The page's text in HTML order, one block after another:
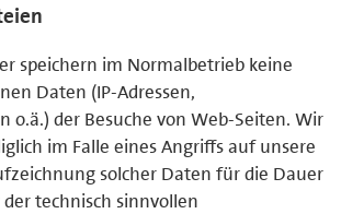
speichern im Normalbetrieb keine
Daten (IP-Adressen,
o.ä.) der Besuche von Web-Seiten. Wir
im Falle eines Angriffs auf unsere
solcher Daten für die Dauer
technisch sinnvollen